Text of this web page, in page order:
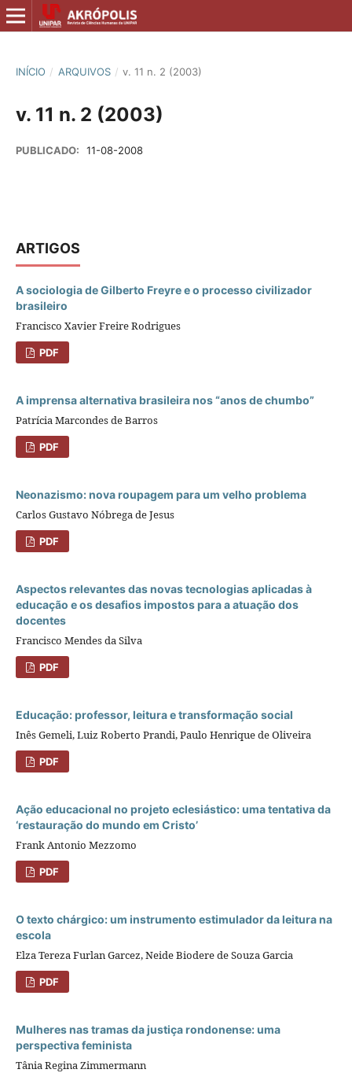
INÍCIO / ARQUIVOS / v. 11 n. 2 (2003)
v. 11 n. 2 (2003)
PUBLICADO: 11-08-2008
ARTIGOS
A sociologia de Gilberto Freyre e o processo civilizador
brasileiro
Francisco Xavier Freire Rodrigues
PDF
A imprensa alternativa brasileira nos “anos de chumbo”
Patrícia Marcondes de Barros
PDF
Neonazismo: nova roupagem para um velho problema
Carlos Gustavo Nóbrega de Jesus
PDF
Aspectos relevantes das novas tecnologias aplicadas à
educação e os desafios impostos para a atuação dos
docentes
Francisco Mendes da Silva
PDF
Educação: professor, leitura e transformação social
Inês Gemeli, Luiz Roberto Prandi, Paulo Henrique de Oliveira
PDF
Ação educacional no projeto eclesiástico: uma tentativa da
‘restauração do mundo em Cristo’
Frank Antonio Mezzomo
PDF
O texto chárgico: um instrumento estimulador da leitura na
escola
Elza Tereza Furlan Garcez, Neide Biodere de Souza Garcia
PDF
Mulheres nas tramas da justiça rondonense: uma
perspectiva feminista
Tânia Regina Zimmermann